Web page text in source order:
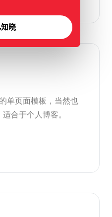
单页面模板，当然也
合于个人博客。
晓